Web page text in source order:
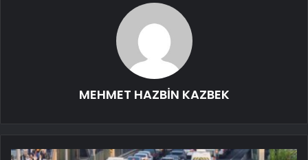
MEHMET HAZBİN KAZBEK